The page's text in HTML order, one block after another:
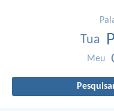
Tua
Meu